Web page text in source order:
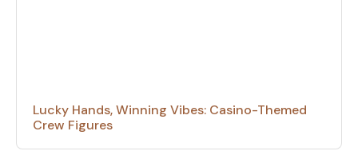
Lucky Hands, Winning Vibes: Casino-Themed
Crew Figures